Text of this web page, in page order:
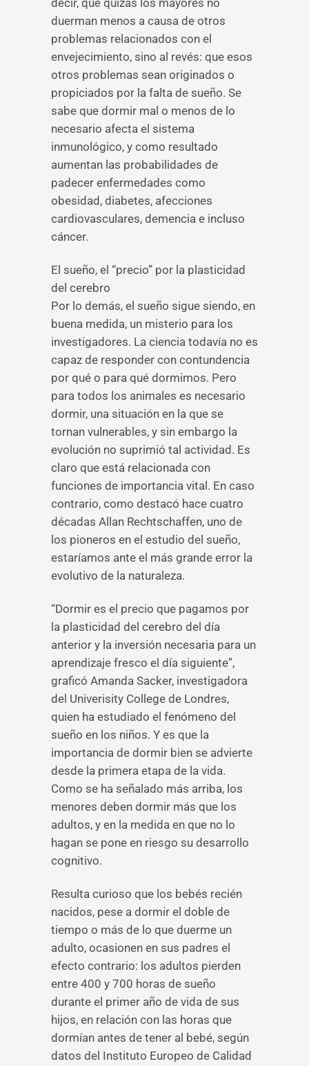
decir, que quizás los mayores no
duerman menos a causa de otros
problemas relacionados con el
envejecimiento, sino al revés: que esos
otros problemas sean originados o
propiciados por la falta de sueño. Se
sabe que dormir mal o menos de lo
necesario afecta el sistema
inmunológico, y como resultado
aumentan las probabilidades de
padecer enfermedades como
obesidad, diabetes, afecciones
cardiovasculares, demencia e incluso
cáncer.
El sueño, el “precio” por la plasticidad
del cerebro
Por lo demás, el sueño sigue siendo, en
buena medida, un misterio para los
investigadores. La ciencia todavía no es
capaz de responder con contundencia
por qué o para qué dormimos. Pero
para todos los animales es necesario
dormir, una situación en la que se
tornan vulnerables, y sin embargo la
evolución no suprimió tal actividad. Es
claro que está relacionada con
funciones de importancia vital. En caso
contrario, como destacó hace cuatro
décadas Allan Rechtschaffen, uno de
los pioneros en el estudio del sueño,
estaríamos ante el más grande error la
evolutivo de la naturaleza.
“Dormir es el precio que pagamos por
la plasticidad del cerebro del día
anterior y la inversión necesaria para un
aprendizaje fresco el día siguiente”,
graficó Amanda Sacker, investigadora
del Univerisity College de Londres,
quien ha estudiado el fenómeno del
sueño en los niños. Y es que la
importancia de dormir bien se advierte
desde la primera etapa de la vida.
Como se ha señalado más arriba, los
menores deben dormir más que los
adultos, y en la medida en que no lo
hagan se pone en riesgo su desarrollo
cognitivo.
Resulta curioso que los bebés recién
nacidos, pese a dormir el doble de
tiempo o más de lo que duerme un
adulto, ocasionen en sus padres el
efecto contrario: los adultos pierden
entre 400 y 700 horas de sueño
durante el primer año de vida de sus
hijos, en relación con las horas que
dormían antes de tener al bebé, según
datos del Instituto Europeo de Calidad